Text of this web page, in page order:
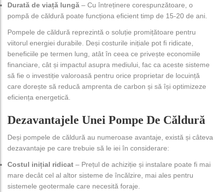
Durată de viață lungă – Cu întreținere corespunzătoare, o
pompă de căldură poate funcționa eficient timp de 15-20 de ani.
Pompele de căldură reprezintă o soluție promițătoare pentru
viitorul energiei durabile. Deși costurile inițiale pot fi ridicate,
beneficiile pe termen lung, atât în ceea ce privește economiile
financiare, cât și impactul asupra mediului, fac ca aceste sisteme
să fie o investiție valoroasă pentru orice proprietar de locuință
care dorește să reducă amprenta de carbon și să își optimizeze
eficiența energetică.
Dezavantajele Unei Pompe De Căldură
Deși pompele de căldură au numeroase avantaje, există și câteva
dezavantaje pe care trebuie să le iei în considerare:
Costul inițial ridicat – Prețul de achiziție și instalare poate fi mai
mare decât cel al altor sisteme de încălzire, mai ales pentru
sistemele geotermale care necesită foraje.